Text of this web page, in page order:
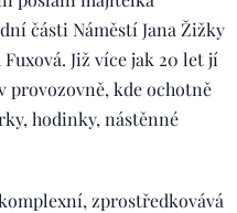
části Náměstí Jana Žižky
Již více jak 20 let jí
provozovně, kde ochotně
hodinky, nástěnné
zprostředkovává